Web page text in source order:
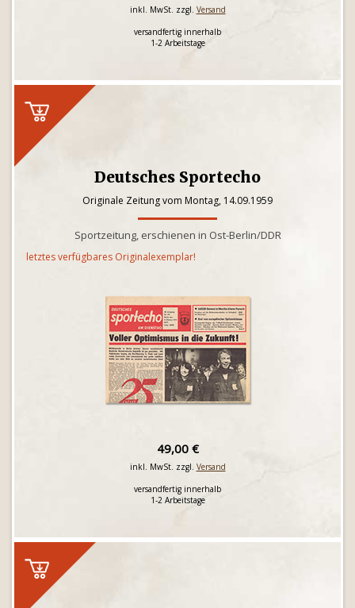
inkl. MwSt. zzgl. Versand
versandfertig innerhalb
1-2 Arbeitstage
Deutsches Sportecho
Originale Zeitung vom Montag, 14.09.1959
Sportzeitung, erschienen in Ost-Berlin/DDR
letztes verfügbares Originalexemplar!
49,00 €
inkl. MwSt. zzgl. Versand
versandfertig innerhalb
1-2 Arbeitstage